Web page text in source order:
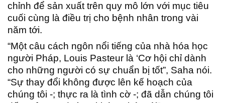
chỉnh để sản xuất trên quy mô lớn với mục tiêu
cuối cùng là điều trị cho bệnh nhân trong vài
năm tới.
“Một câu cách ngôn nổi tiếng của nhà hóa học
người Pháp, Louis Pasteur là ‘Cơ hội chỉ dành
cho những người có sự chuẩn bị tốt”, Saha nói.
“Sự thay đổi không được lên kế hoạch của
chúng tôi -; thực ra là tình cờ -; đã dẫn chúng tôi